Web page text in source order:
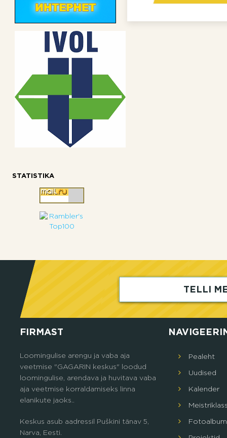
STATISTIKA
TELLI
FIRMAST
Loomingulise arengu ja vaba aja
veetmise "GAGARIN keskus" loodud
loomingulise, arendava ja huvitava vaba
aja veetmise korraldamiseks linna
elanikute jaoks..
Keskus asub aadressil Puškini tänav 5,
Narva, Eesti.
Pealeht
Uudised
Кalender
Fotoalbum